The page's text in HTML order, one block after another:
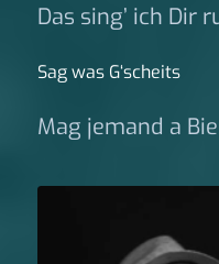
Das sing’ ich Dir
Sag was G‘scheits
Mag jemand a